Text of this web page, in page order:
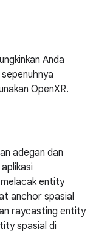
Anda
OpenXR.
adegan dan
entity
anchor spasial
raycasting entity
spasial di